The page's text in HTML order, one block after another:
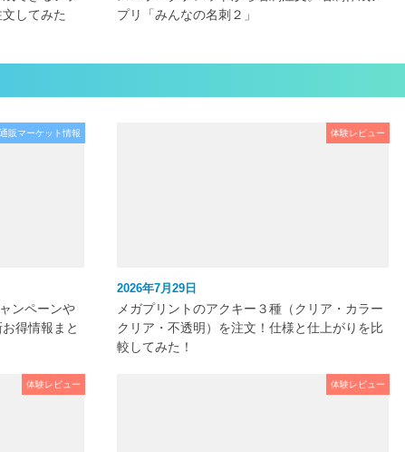
してみた
プリ「みんなの名刺２」
販マーケット情報
ンペーンや
得情報まと
体験レビュー
2026年7月29日
メガプリントのアクキー３種（クリア・カラー
クリア・不透明）を注文！仕様と仕上がりを比
較してみた！
体験レビュー 体験レビュー